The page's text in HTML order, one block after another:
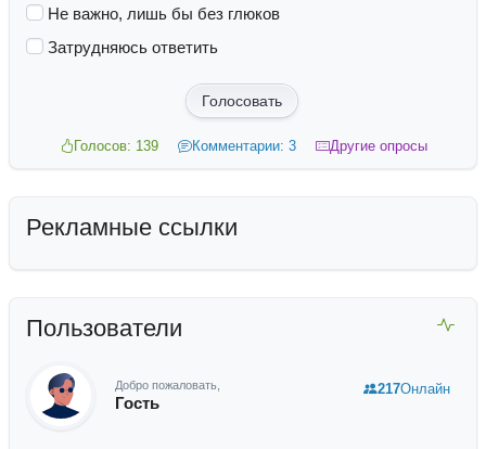
Не важно, лишь бы без глюков
Затрудняюсь ответить
Голосовать
Голосов: 139 Комментарии: 3 Другие опросы
Рекламные ссылки
Пользователи
Добро пожаловать,
Гость
217Онлайн